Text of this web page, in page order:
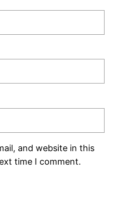
and website in this
time I comment.